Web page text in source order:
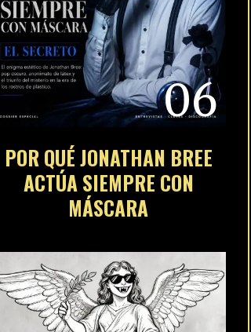
06
POR QUÉ JONATHAN BREE
ACTÚA SIEMPRE CON
MÁSCARA